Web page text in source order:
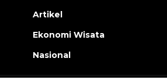
Artikel
Ekonomi Wisata
Nasional